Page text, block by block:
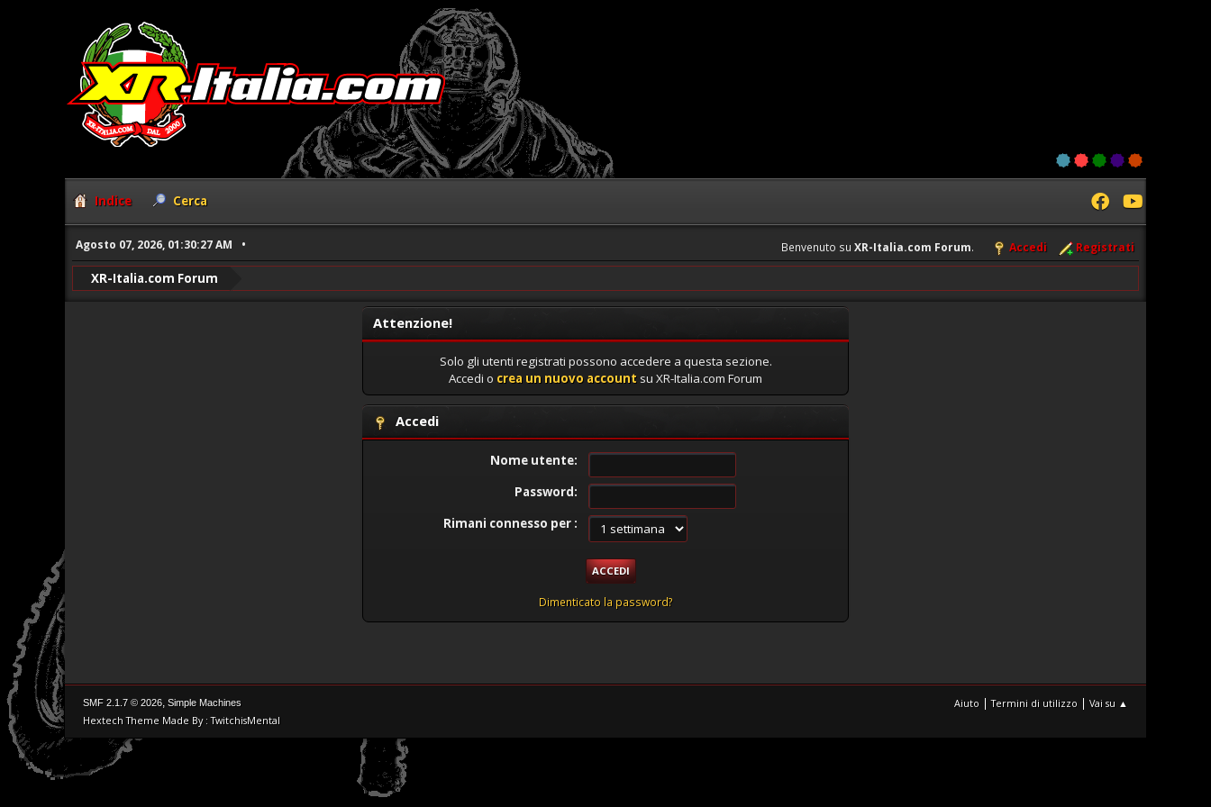
Indice Cerca
Agosto 07, 2026, 01:30:27 AM Benvenuto su XR-Italia.com Forum. Accedi Registrati
XR-Italia.com Forum
Attenzione!
Solo gli utenti registrati possono accedere a questa sezione.
Accedi o crea un nuovo account su XR-Italia.com Forum
Accedi
Nome utente:
Password:
Rimani connesso per :
Dimenticato la password?
Aiuto |Termini di utilizzo | Vai su ▲
SMF 2.1.7 © 2026, Simple Machines
Hextech Theme Made By : TwitchisMental